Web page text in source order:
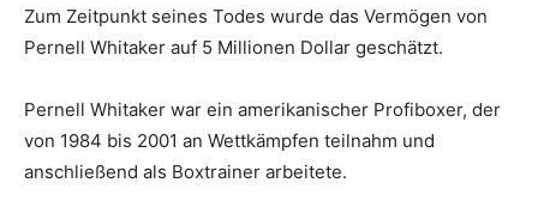
Zum Zeitpunkt seines Todes wurde das Vermögen von
Pernell Whitaker auf 5 Millionen Dollar geschätzt.
Pernell Whitaker war ein amerikanischer Profiboxer, der
von 1984 bis 2001 an Wettkämpfen teilnahm und
anschließend als Boxtrainer arbeitete.